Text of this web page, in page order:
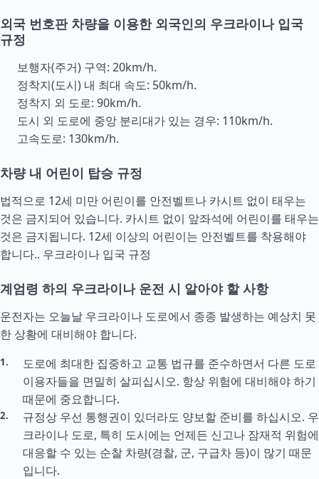
외국 번호판 차량을 이용한 외국인의 우크라이나 입국
규정
보행자(주거) 구역: 20km/h.
정착지(도시) 내 최대 속도: 50km/h.
정착지 외 도로: 90km/h.
도시 외 도로에 중앙 분리대가 있는 경우: 110km/h.
고속도로: 130km/h.
차량 내 어린이 탑승 규정
법적으로 12세 미만 어린이를 안전벨트나 카시트 없이 태우는
것은 금지되어 있습니다. 카시트 없이 앞좌석에 어린이를 태우는
것은 금지됩니다. 12세 이상의 어린이는 안전벨트를 착용해야
합니다.. 우크라이나 입국 규정
계엄령 하의 우크라이나 운전 시 알아야 할 사항
운전자는 오늘날 우크라이나 도로에서 종종 발생하는 예상치 못
한 상황에 대비해야 합니다.
도로에 최대한 집중하고 교통 법규를 준수하면서 다른 도로
이용자들을 면밀히 살피십시오. 항상 위험에 대비해야 하기
때문에 중요합니다.
규정상 우선 통행권이 있더라도 양보할 준비를 하십시오. 우
크라이나 도로, 특히 도시에는 언제든 신고나 잠재적 위험에
대응할 수 있는 순찰 차량(경찰, 군, 구급차 등)이 많기 때문
입니다.